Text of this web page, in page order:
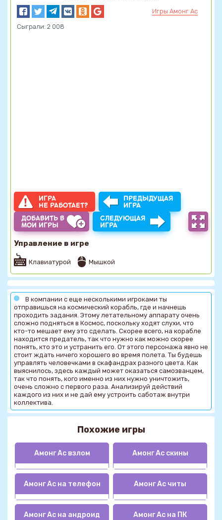
Игры Амонг Ас
Сыграли: 2 008
ИГРА
НЕ РАБОТАЕТ?
ПРЕДЫДУЩАЯ
ИГРА
ДОБАВИТЬ В
МОИ ИГРЫ
СЛЕДУЮЩАЯ
ИГРА
Управление в игре
Клавиатурой Мышкой
В компании с еще несколькими игроками ты
отправишься на космический корабль, где и начнешь
проходить задания. Этому летательному аппарату очень
сложно подняться в Космос, поскольку ходят слухи, что
кто-то мешает ему это сделать. Скорее всего, на корабле
находится предатель, так что нужно как можно скорее
понять, кто это и устранить его. От этого персонажа явно не
стоит ждать ничего хорошего во время полета. Ты будешь
управлять человечками в скафандрах разного цвета. Как
выяснилось, здесь каждый может оказаться самозванцем,
так что понять, кого именно из них нужно уничтожить,
очень сложно с первого раза. Анализируй действий
каждого из них и не дай ему устроить саботаж внутри
коллектива.
Похожие игры
Амонг Ас взлом Амонг Ас скины
Амонг Ас на телефон Амонг Ас читы
Амонг Ас на андроид Амонг Ас на ПК